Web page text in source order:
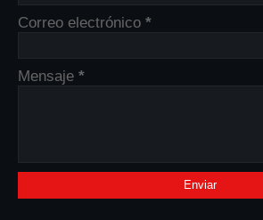
Correo electrónico *
Mensaje *